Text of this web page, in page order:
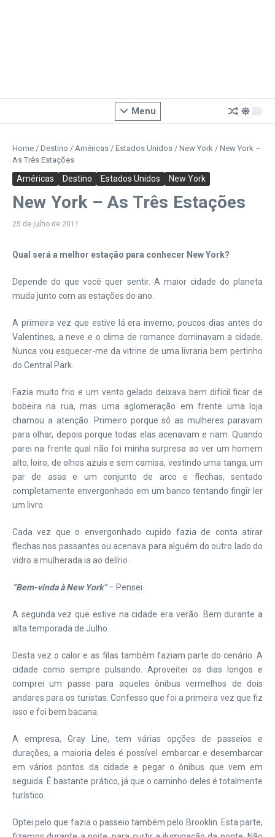
Menu
Home / Destino / Américas / Estados Unidos / New York / New York –
As Três Estações
Américas Destino Estados Unidos New York
New York – As Três Estações
25 de julho de 2011
Qual será a melhor estação para conhecer New York?
Depende do que você quer sentir. A maior cidade do planeta
muda junto com as estações do ano.
A primeira vez que estive lá era inverno, poucos dias antes do
Valentines, a neve e o clima de romance dominavam a cidade.
Nunca vou esquecer-me da vitrine de uma livraria bem pertinho
do Central Park.
Fazia muito frio e um vento gelado deixava bem difícil ficar de
bobeira na rua, mas uma aglomeração em frente uma loja
chamou a atenção. Primeiro porque só as mulheres paravam
para olhar, depois porque todas elas acenavam e riam. Quando
parei na frente qual não foi minha surpresa ao ver um homem
alto, loiro, de olhos azuis e sem camisa, vestindo uma tanga, um
par de asas e um conjunto de arco e flechas, sentado
completamente envergonhado em um banco tentando fingir ler
um livro.
Cada vez que o envergonhado cupido fazia de conta atirar
flechas nos passantes ou acenava para alguém do outro lado do
vidro a mulherada ia ao delírio.
“Bem-vinda à New York”– Pensei.
A segunda vez que estive na cidade era verão. Bem durante a
alta temporada de Julho.
Desta vez o calor e as filas também faziam parte do cenário. A
cidade como sempre pulsando. Aproveitei os dias longos e
comprei um passe para aqueles ônibus vermelhos de dois
andares para os turistas. Confesso que foi a primeira vez que fiz
isso e foi bem bacana.
A empresa, Gray Line, tem várias opções de passeios e
durações, a maioria deles é possível embarcar e desembarcar
em vários pontos da cidade e pegar o ônibus que vem em
seguida. É bastante prático, já que o caminho deles é totalmente
turístico.
Optei pelo que fazia o passeio também pelo Brooklin. Esta parte,